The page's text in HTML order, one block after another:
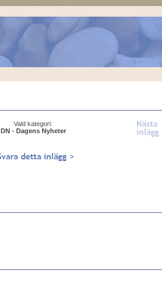
Vald kategori:
DN - Dagens Nyheter